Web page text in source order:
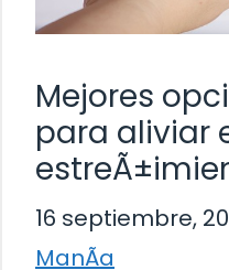
Mejores
para aliviar
16 septiembre,
ManÃ­a